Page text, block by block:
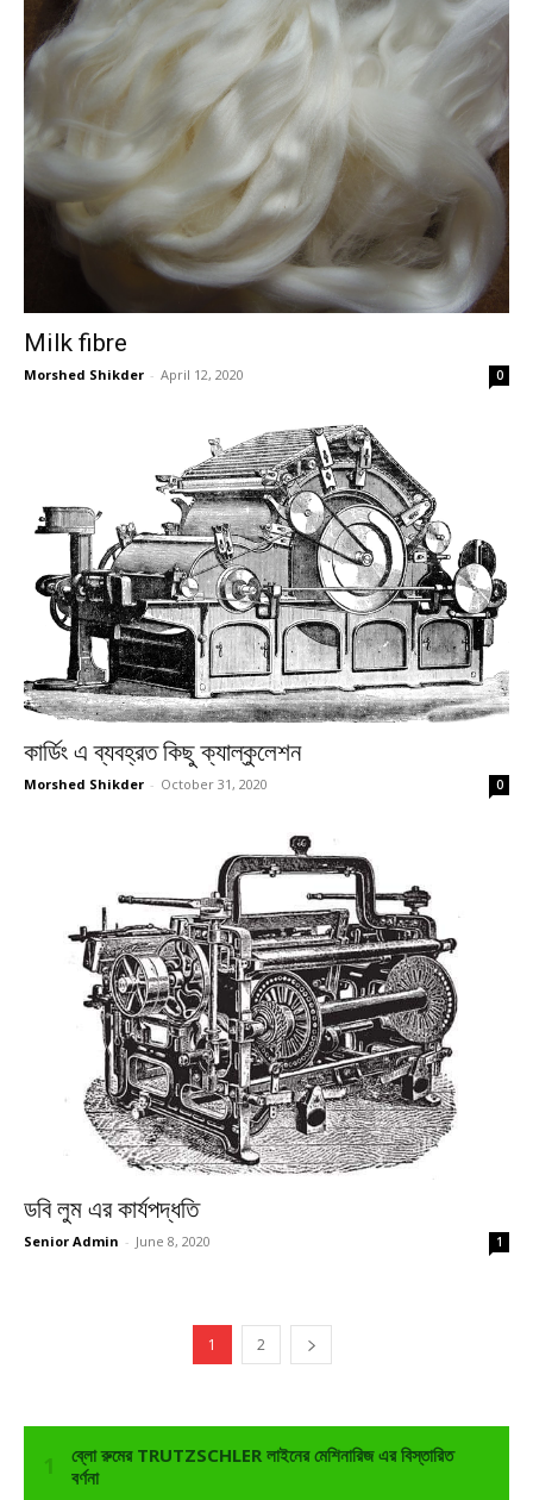
Milk fibre
Morshed Shikder - April 12, 2020 0
কার্ডিং এ ব্যবহ্রত কিছু ক্যাল্কুলেশন
Morshed Shikder - October 31, 2020 0
ডবি লুম এর কার্যপদ্ধতি
Senior Admin - June 8, 2020 1
1 2